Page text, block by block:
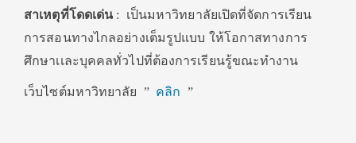
สาเหตุที่โดดเด่น: เป็นมหาวิทยาลัยเปิดที่จัดการเรียน
การสอนทางไกลอย่างเต็มรูปแบบ ให้โอกาสทางการ
ศึกษาเเละบุคคลทั่วไปที่ต้องการเรียนรู้ขณะทำงาน
เว็บไซต์มหาวิทยาลัย ” คลิก ”